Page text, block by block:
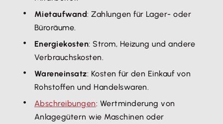
Mietaufwand: Zahlungen für Lager- oder
Büroräume.
Energiekosten: Strom, Heizung und andere
Verbrauchskosten.
Wareneinsatz: Kosten für den Einkauf von
Rohstoffen und Handelswaren.
Abschreibungen: Wertminderung von
Anlagegütern wie Maschinen oder